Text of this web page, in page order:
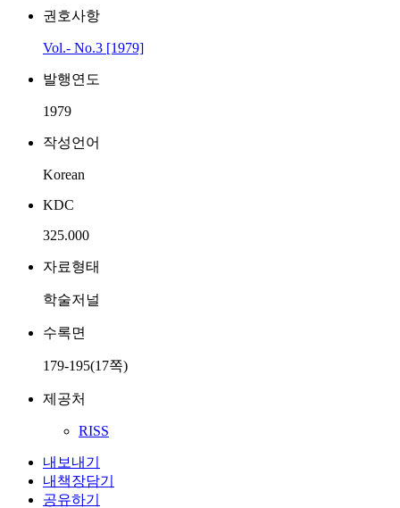
권호사항
Vol.- No.3 [1979]
발행연도
1979
작성언어
Korean
KDC
325.000
자료형태
학술저널
수록면
179-195(17쪽)
제공처
RISS
내보내기
내책장담기
공유하기